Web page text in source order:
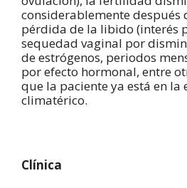
considerablemente después
pérdida de la libido (interés
sequedad vaginal por
de estrógenos, periodos
por efecto hormonal, entre
que la paciente ya está en la
climatérico.
Clínica